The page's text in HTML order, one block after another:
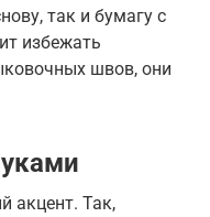
так и бумагу с
избежать
швов, они
акцент. Так,